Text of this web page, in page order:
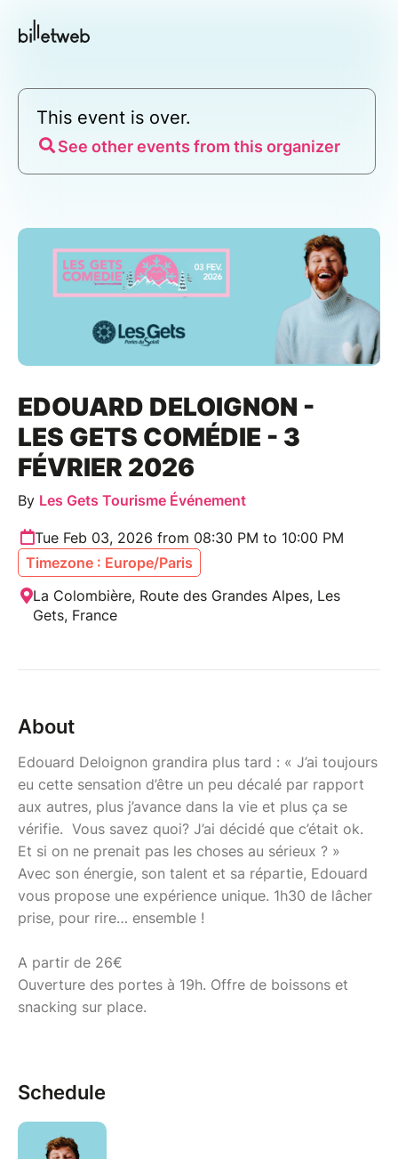
This event is over.
See other events from this organizer
EDOUARD DELOIGNON -
LES GETS COMÉDIE - 3
FÉVRIER 2026
By Les Gets Tourisme Événement
Tue Feb 03, 2026 from 08:30 PM to 10:00 PM
Timezone : Europe/Paris
La Colombière, Route des Grandes Alpes, Les
Gets, France
About
Edouard Deloignon grandira plus tard : « J’ai toujours
eu cette sensation d’être un peu décalé par rapport
aux autres, plus j’avance dans la vie et plus ça se
vérifie. Vous savez quoi? J’ai décidé que c’était ok.
Et si on ne prenait pas les choses au sérieux ? »
Avec son énergie, son talent et sa répartie, Edouard
vous propose une expérience unique. 1h30 de lâcher
prise, pour rire… ensemble !
A partir de 26€
Ouverture des portes à 19h. Offre de boissons et
snacking sur place.
Schedule